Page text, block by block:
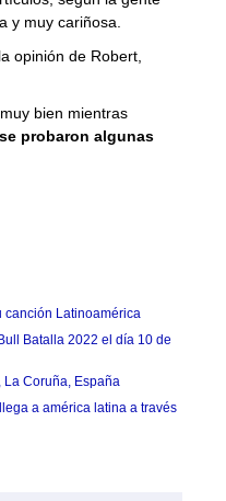
y muy cariñosa.
opinión de Robert,
bien mientras
probaron algunas
canción Latinoamérica
Batalla 2022 el día 10 de
La Coruña, España
a américa latina a través